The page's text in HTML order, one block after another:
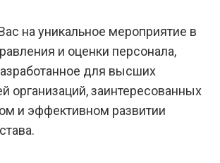
на уникальное мероприятие в
и оценки персонала,
для высших
организаций, заинтересованных
и эффективном развитии